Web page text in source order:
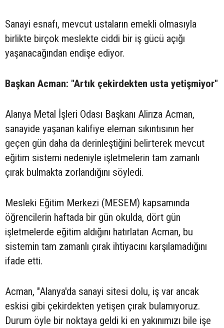
Sanayi esnafı, mevcut ustaların emekli olmasıyla
birlikte birçok meslekte ciddi bir iş gücü açığı
yaşanacağından endişe ediyor.
Başkan Acman: "Artık çekirdekten usta yetişmiyor"
Alanya Metal İşleri Odası Başkanı Alirıza Acman,
sanayide yaşanan kalifiye eleman sıkıntısının her
geçen gün daha da derinleştiğini belirterek mevcut
eğitim sistemi nedeniyle işletmelerin tam zamanlı
çırak bulmakta zorlandığını söyledi.
Mesleki Eğitim Merkezi (MESEM) kapsamında
öğrencilerin haftada bir gün okulda, dört gün
işletmelerde eğitim aldığını hatırlatan Acman, bu
sistemin tam zamanlı çırak ihtiyacını karşılamadığını
ifade etti.
Acman, "Alanya'da sanayi sitesi dolu, iş var ancak
eskisi gibi çekirdekten yetişen çırak bulamıyoruz.
Durum öyle bir noktaya geldi ki en yakınımızı bile işe